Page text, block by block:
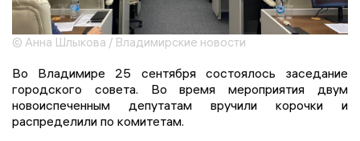
© Анна Шлыкова / Владимирские новости
Во Владимире 25 сентября состоялось заседание
городского совета. Во время мероприятия двум
новоиспеченным депутатам вручили корочки и
распределили по комитетам.